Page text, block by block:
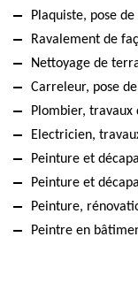
Plaquiste, pose
Ravalement de
Nettoyage de
Carreleur, pose
Plombier,
Electricien,
Peinture et
Peinture et
Peinture,
Peintre en